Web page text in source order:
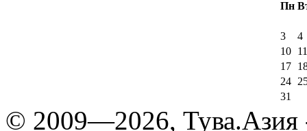
Пн
3
4
10
11
17
24
31
© 2009—2026, Тува.Азия